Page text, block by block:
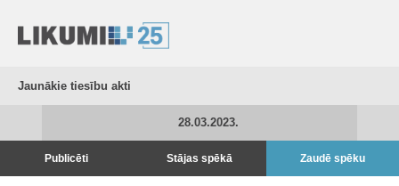
Jaunākie tiesību akti
28.03.2023.
Publicēti Stājas spēkā Zaudē spēku